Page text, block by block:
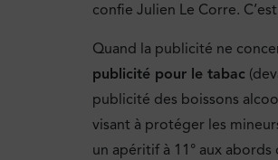
confie Julien Le Corre.
Quand la publicité ne
publicité pour le tabac
publicité des boissons
visant à protéger les
un apéritif à 11° aux